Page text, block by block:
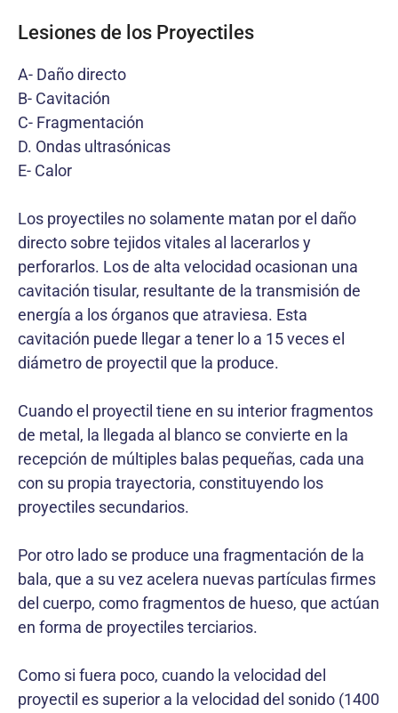
Lesiones de los Proyectiles
A- Daño directo
B- Cavitación
C- Fragmentación
D. Ondas ultrasónicas
E- Calor
Los proyectiles no solamente matan por el daño
directo sobre tejidos vitales al lacerarlos y
perforarlos. Los de alta velocidad ocasionan una
cavitación tisular, resultante de la transmisión de
energía a los órganos que atraviesa. Esta
cavitación puede llegar a tener lo a 15 veces el
diámetro de proyectil que la produce.
Cuando el proyectil tiene en su interior fragmentos
de metal, la llegada al blanco se convierte en la
recepción de múltiples balas pequeñas, cada una
con su propia trayectoria, constituyendo los
proyectiles secundarios.
Por otro lado se produce una fragmentación de la
bala, que a su vez acelera nuevas partículas firmes
del cuerpo, como fragmentos de hueso, que actúan
en forma de proyectiles terciarios.
Como si fuera poco, cuando la velocidad del
proyectil es superior a la velocidad del sonido (1400